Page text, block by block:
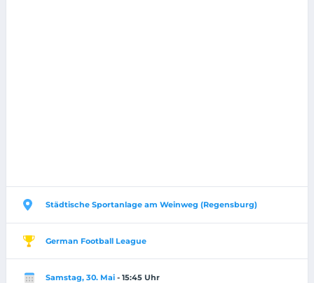
Städtische Sportanlage am Weinweg (Regensburg)
German Football League
Samstag, 30. Mai - 15:45 Uhr